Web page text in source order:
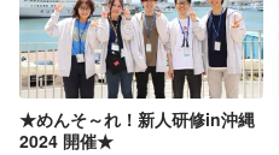
★めんそ～れ！新人研修in沖縄
2024 開催★